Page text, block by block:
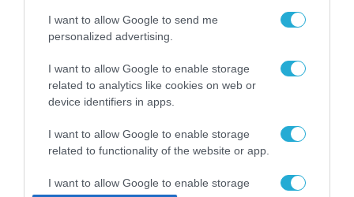
I want to allow Google to send me
personalized advertising.
I want to allow Google to enable storage
related to analytics like cookies on web or
device identifiers in apps.
I want to allow Google to enable storage
related to functionality of the website or app.
I want to allow Google to enable storage
παραβάσεις που
αφορούν τους ΦΗΜ
31.07.2026
Σ. Καλαφάτης: «Η
Τεχνητή Νοημοσύνη
δεν είναι απλώς μια
μια νέα βιομηχανική
επανάσταση»
31.07.2026
για τη χρηματοδότηση